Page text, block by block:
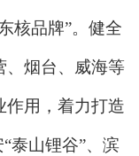
核品牌”。健全
、烟台、威海等
作用，着力打造
泰山锂谷”、滨